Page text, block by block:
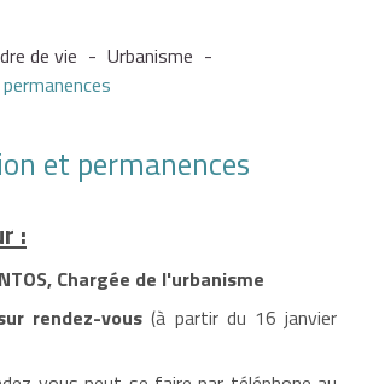
de vie - Urbanisme -
et permanences
:
Chargée de l'urbanisme
rendez-vous (à partir du 16 janvier